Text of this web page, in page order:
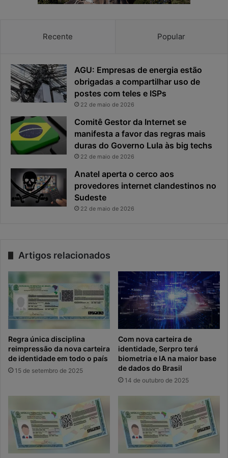
Recente Popular
AGU: Empresas de energia estão
obrigadas a compartilhar uso de
postes com teles e ISPs
22 de maio de 2026
Comitê Gestor da Internet se
manifesta a favor das regras mais
duras do Governo Lula às big techs
22 de maio de 2026
Anatel aperta o cerco aos
provedores internet clandestinos no
Sudeste
22 de maio de 2026
Artigos relacionados
Regra única disciplina
reimpressão da nova carteira
de identidade em todo o país
15 de setembro de 2025
Com nova carteira de
identidade, Serpro terá
biometria e IA na maior base
de dados do Brasil
14 de outubro de 2025